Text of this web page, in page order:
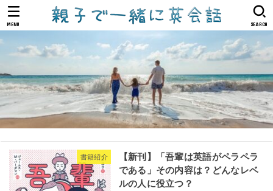
SEARCH
MENU
書籍紹介
【新刊】「吾輩は英語がペラペラ
である」その内容は？どんなレベ
ルの人に役立つ？